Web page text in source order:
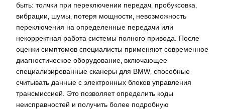
быть: толчки при переключении передач‚ пробуксовка‚
вибрации‚ шумы‚ потеря мощности‚ невозможность
переключения на определенные передачи или
некорректная работа системы полного привода. После
оценки симптомов специалисты применяют современное
диагностическое оборудование‚ включающее
специализированные сканеры для BMW‚ способные
считывать данные с электронных блоков управления
трансмиссией. Это позволяет определить коды
неисправностей и получить более подробную